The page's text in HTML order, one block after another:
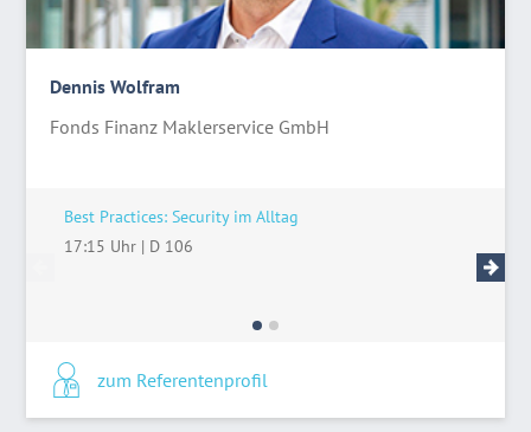
Dennis Wolfram
Fonds Finanz Maklerservice GmbH
Best Practices: Security im Alltag
17:15 Uhr | D 106
zum Referentenprofil